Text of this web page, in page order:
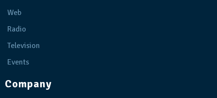
Web
Radio
Television
Events
Company